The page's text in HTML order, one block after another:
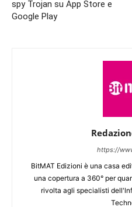
spy Trojan su App Store e
Google Play
https://
BitMAT Edizioni è una casa
una copertura a 360° per
rivolta agli specialisti